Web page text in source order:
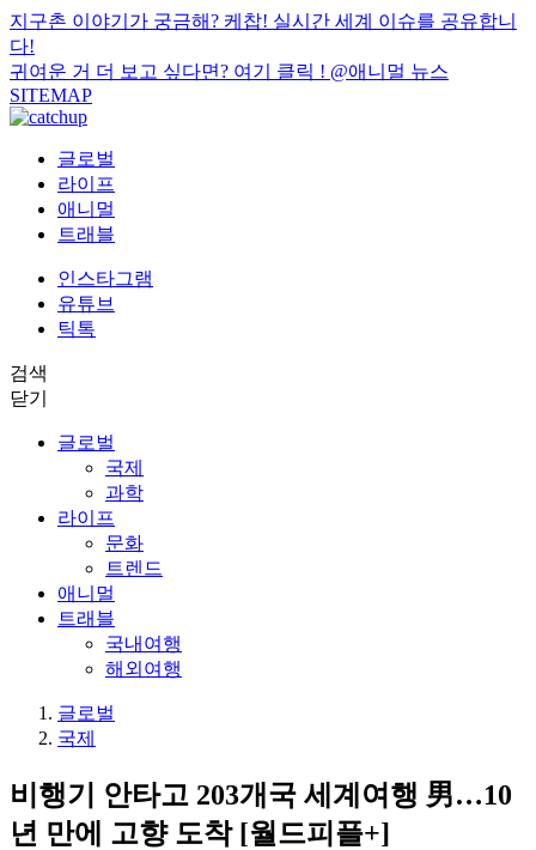
지구촌 이야기가 궁금해? 케찹! 실시간 세계 이슈를 공유합니
다!
귀여운 거 더 보고 싶다면? 여기 클릭 ! @애니멀 뉴스
SITEMAP
글로벌
라이프
애니멀
트래블
인스타그램
유튜브
틱톡
검색
닫기
글로벌
국제
과학
라이프
문화
트렌드
애니멀
트래블
국내여행
해외여행
글로벌
국제
비행기 안타고 203개국 세계여행 男…10
년 만에 고향 도착 [월드피플+]